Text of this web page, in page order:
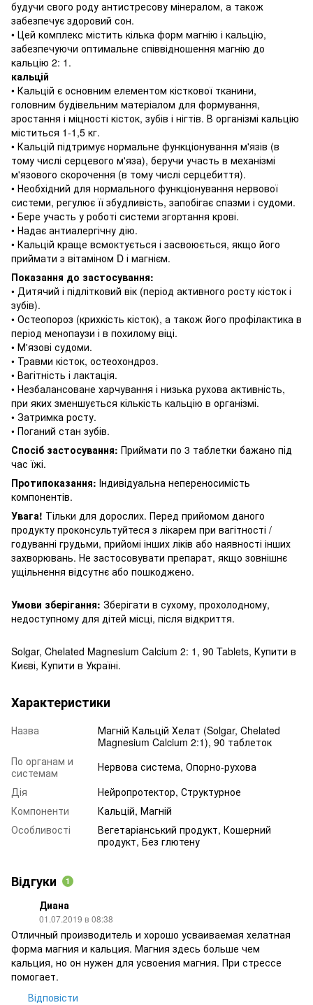
будучи свого роду антистресову мінералом, а також
забезпечує здоровий сон.
• Цей комплекс містить кілька форм магнію і кальцію,
забезпечуючи оптимальне співвідношення магнію до
кальцію 2: 1.
кальцій
• Кальцій є основним елементом кісткової тканини,
головним будівельним матеріалом для формування,
зростання і міцності кісток, зубів і нігтів. В організмі кальцію
міститься 1-1,5 кг.
• Кальцій підтримує нормальне функціонування м'язів (в
тому числі серцевого м'яза), беручи участь в механізмі
м'язового скорочення (в тому числі серцебиття).
• Необхідний для нормального функціонування нервової
системи, регулює її збудливість, запобігає спазми і судоми.
• Бере участь у роботі системи згортання крові.
• Надає антиалергічну дію.
• Кальцій краще всмоктується і засвоюється, якщо його
приймати з вітаміном D і магнієм.
Показання до застосування:
• Дитячий і підлітковий вік (період активного росту кісток і
зубів).
• Остеопороз (крихкість кісток), а також його профілактика в
період менопаузи і в похилому віці.
• М'язові судоми.
• Травми кісток, остеохондроз.
• Вагітність і лактація.
• Незбалансоване харчування і низька рухова активність,
при яких зменшується кількість кальцію в організмі.
• Затримка росту.
• Поганий стан зубів.
Спосіб застосування: Приймати по 3 таблетки бажано під
час їжі.
Протипоказання: Індивідуальна непереносимість
компонентів.
Увага! Тільки для дорослих. Перед прийомом даного
продукту проконсультуйтеся з лікарем при вагітності /
годуванні грудьми, прийомі інших ліків або наявності інших
захворювань. Не застосовувати препарат, якщо зовнішнє
ущільнення відсутнє або пошкоджено.
Умови зберігання: Зберігати в сухому, прохолодному,
недоступному для дітей місці, після відкриття.
Solgar, Chelated Magnesium Calcium 2: 1, 90 Tablets, Купити в
Києві, Купити в Україні.
Характеристики
Назва
Магній Кальцій Хелат (Solgar, Chelated
Magnesium Calcium 2:1), 90 таблеток
По органам и
системам
Нервова система, Опорно-рухова
Дія
Нейропротектор, Структурное
Компоненти
Кальцій, Магній
Особливості
Вегетаріанський продукт, Кошерний
продукт, Без глютену
Відгуки 1
Диана
01.07.2019 в 08:38
Отличный производитель и хорошо усваиваемая хелатная
форма магния и кальция. Магния здесь больше чем
кальция, но он нужен для усвоения магния. При стрессе
помогает.
Відповісти